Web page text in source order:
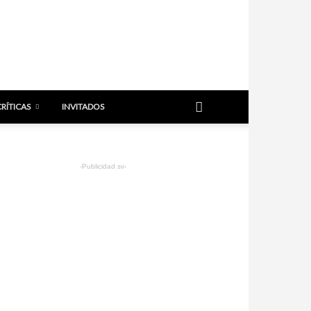
INVITADOS
-Publicidad sv-